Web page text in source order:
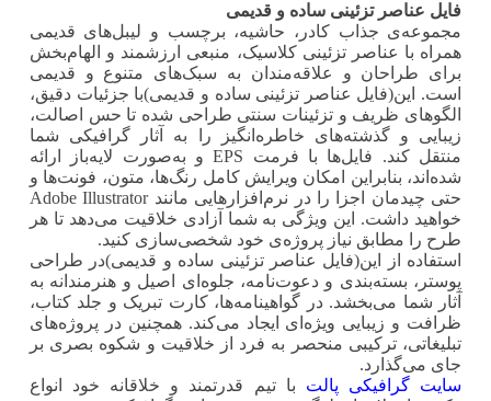
فایل عناصر تزئینی ساده و قدیمی
مجموعه‌ی جذاب کادر، حاشیه‌، برچسب‌ و لیبل‌های قدیمی
همراه با عناصر تزئینی کلاسیک، منبعی ارزشمند و الهام‌بخش
برای طراحان و علاقه‌مندان به سبک‌های متنوع و قدیمی
است. این(فایل عناصر تزئینی ساده و قدیمی)با جزئیات دقیق،
الگوهای ظریف و تزئینات سنتی طراحی شده تا حس اصالت،
زیبایی و گذشته‌های خاطره‌انگیز را به آثار گرافیکی شما
منتقل کند. فایل‌ها با فرمت EPS و به‌صورت لایه‌باز ارائه
شده‌اند، بنابراین امکان ویرایش کامل رنگ‌ها، متون، فونت‌ها و
حتی چیدمان اجزا را در نرم‌افزارهایی مانند Adobe Illustrator
خواهید داشت. این ویژگی به شما آزادی خلاقیت می‌دهد تا هر
طرح را مطابق نیاز پروژه‌ی خود شخصی‌سازی کنید.
استفاده از این(فایل عناصر تزئینی ساده و قدیمی)در طراحی
پوستر، بسته‌بندی و دعوت‌نامه، جلوه‌ای اصیل و هنرمندانه به
آثار شما می‌بخشد. در گواهینامه‌ها، کارت تبریک و جلد کتاب،
ظرافت و زیبایی ویژه‌ای ایجاد می‌کند. همچنین در پروژه‌های
تبلیغاتی، ترکیبی منحصر به فرد از خلاقیت و شکوه بصری بر
جای می‌گذارد.
سایت گرافیکی پالت با تیم قدرتمند و خلاقانه خود انواع